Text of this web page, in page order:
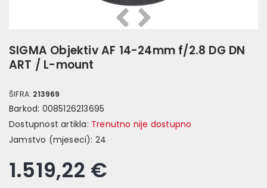
PrethodnaSlijedeća
SIGMA Objektiv AF 14-24mm f/2.8 DG DN
ART / L-mount
ŠIFRA: 213969
Barkod: 0085126213695
Dostupnost artikla: Trenutno nije dostupno
Jamstvo (mjeseci): 24
1.519,22 €